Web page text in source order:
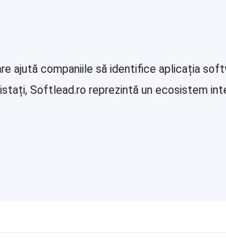
ajută companiile să identifice aplicația
Softlead.ro reprezintă un ecosistem